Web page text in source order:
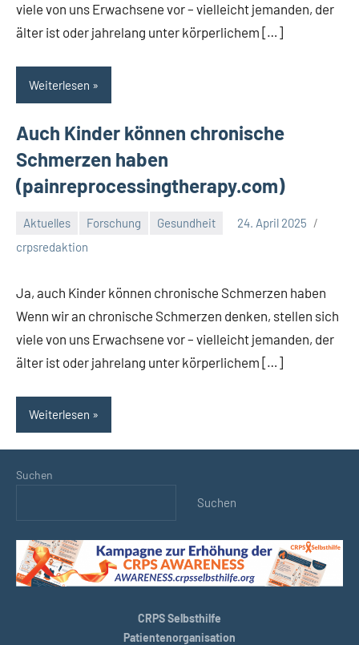
viele von uns Erwachsene vor – vielleicht jemanden, der
älter ist oder jahrelang unter körperlichem […]
Weiterlesen
Auch Kinder können chronische
Schmerzen haben
(painreprocessingtherapy.com)
Aktuelles Forschung Gesundheit
24. April 2025
crpsredaktion
Keine
Ja, auch Kinder können chronische Schmerzen haben
Wenn wir an chronische Schmerzen denken, stellen sich
viele von uns Erwachsene vor – vielleicht jemanden, der
älter ist oder jahrelang unter körperlichem […]
Weiterlesen
Suchen
Suchen
CRPS Selbsthilfe
Patientenorganisation